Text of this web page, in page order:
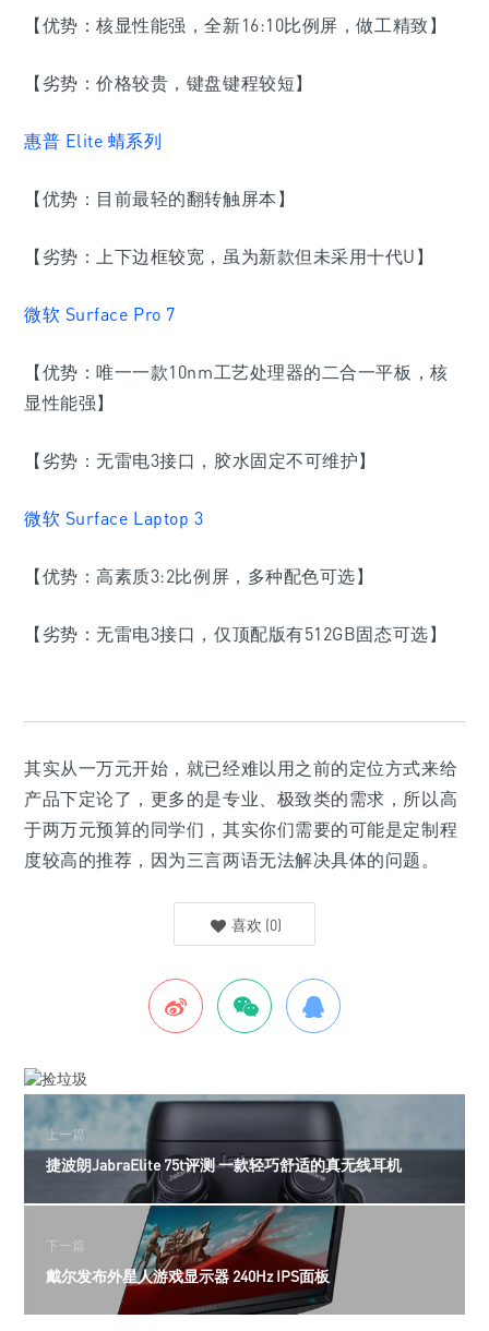
【优势：核显性能强，全新16:10比例屏，做工精致】
【劣势：价格较贵，键盘键程较短】
惠普 Elite 蜻系列
【优势：目前最轻的翻转触屏本】
【劣势：上下边框较宽，虽为新款但未采用十代U】
微软 Surface Pro 7
【优势：唯一一款10nm工艺处理器的二合一平板，核
显性能强】
【劣势：无雷电3接口，胶水固定不可维护】
微软 Surface Laptop 3
【优势：高素质3:2比例屏，多种配色可选】
【劣势：无雷电3接口，仅顶配版有512GB固态可选】
其实从一万元开始，就已经难以用之前的定位方式来给
产品下定论了，更多的是专业、极致类的需求，所以高
于两万元预算的同学们，其实你们需要的可能是定制程
度较高的推荐，因为三言两语无法解决具体的问题。
喜欢 (0)
上一篇
捷波朗JabraElite 75t评测 一款轻巧舒适的真无线耳机
下一篇
戴尔发布外星人游戏显示器 240Hz IPS面板